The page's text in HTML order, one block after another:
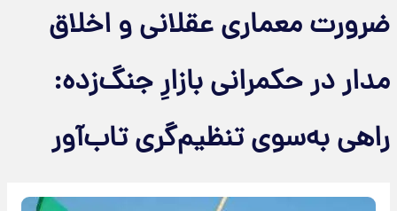
ضرورت معماری عقلانی و اخلاق
مدار در حکمرانی بازارِ جنگ‌زده:
راهی به‌سوی تنظیم‌گری تاب‌آور